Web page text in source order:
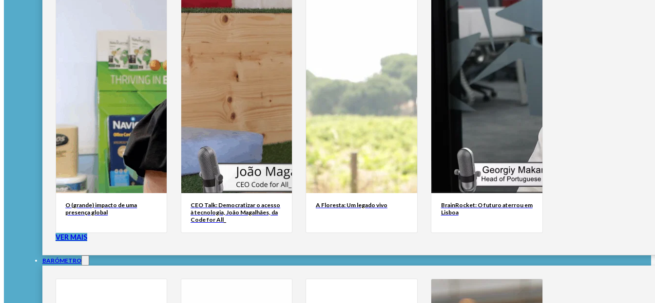
O (grande) impacto de uma
presença global
CEO Talk: Democratizar o acesso
à tecnologia, João Magalhães, da
Code for All_
A Floresta: Um legado vivo
BrainRocket: O futuro aterrou em
Lisboa
VER MAIS
BARÓMETRO